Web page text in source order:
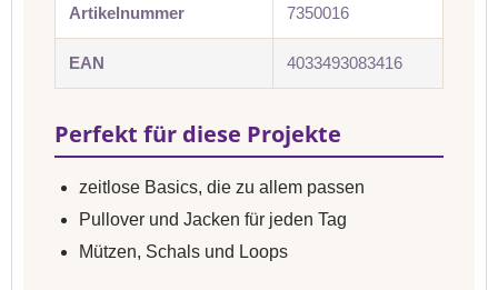
Artikelnummer 7350016
EAN 4033493083416
Perfekt für diese Projekte
zeitlose Basics, die zu allem passen
Pullover und Jacken für jeden Tag
Mützen, Schals und Loops